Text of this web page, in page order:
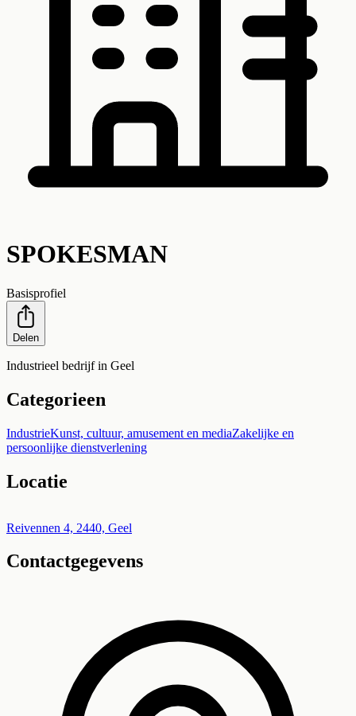
SPOKESMAN
Basisprofiel
Delen
Industrieel bedrijf in Geel
Categorieen
IndustrieKunst, cultuur, amusement en mediaZakelijke en
persoonlijke dienstverlening
Locatie
+
−
Reivennen 4, 2440, Geel
Contactgegevens